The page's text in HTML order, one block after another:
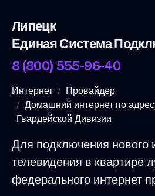
Липецк
Единая Система
8 (800) 555-96-40
Интернет
Провайдер
Домашний интернет по
Гвардейской Дивизии
Для подключения нового
телевидения в квартире
федерального интернет